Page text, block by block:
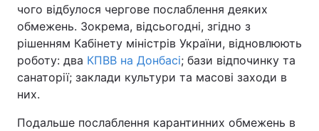
чого відбулося чергове послаблення деяких
обмежень. Зокрема, відсьогодні, згідно з
рішенням Кабінету міністрів України, відновлюють
роботу: два КПВВ на Донбасі; бази відпочинку та
санаторії; заклади культури та масові заходи в
них.
Подальше послаблення карантинних обмежень в